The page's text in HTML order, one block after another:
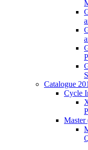
Catalogue
Cycle